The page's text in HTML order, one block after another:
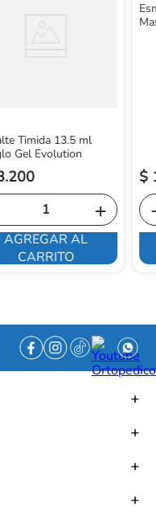
Timida 13.5 ml
Gel Evolution
.200
＋
AGREGAR AL
CARRITO
$